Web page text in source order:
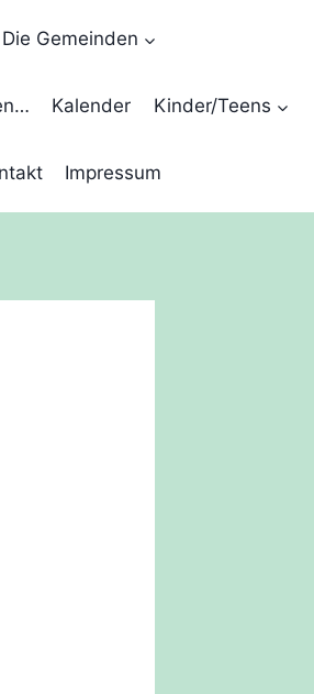
Die Gemeinden
Kalender Kinder/Teens
Impressum